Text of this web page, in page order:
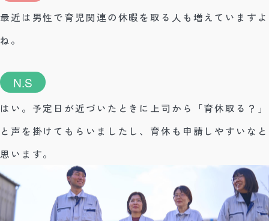
最近は男性で育児関連の休暇を取る人も増えていますよ
ね。
N.S
はい。予定日が近づいたときに上司から「育休取る？」
と声を掛けてもらいましたし、育休も申請しやすいなと
思います。